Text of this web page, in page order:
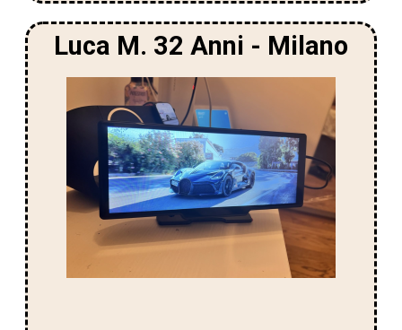
Luca M. 32 Anni - Milano